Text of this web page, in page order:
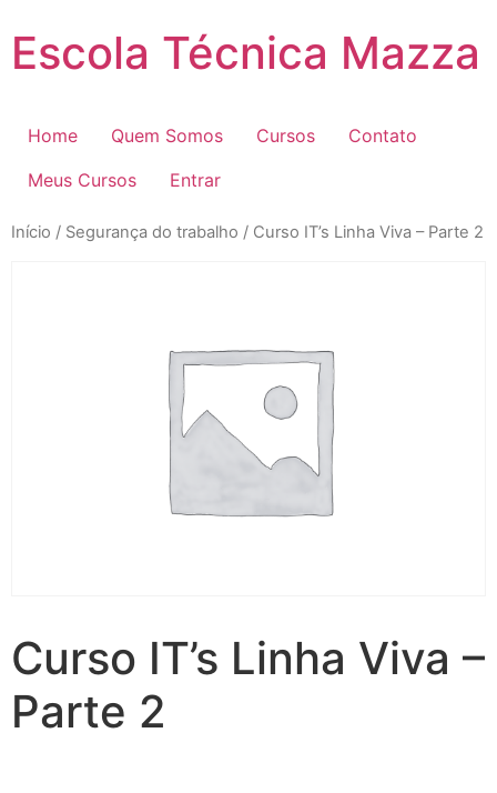
para
Escola Técnica Mazza
Home Quem Somos Cursos
Contato
Meus Cursos
Entrar
Início / Segurança do trabalho / Curso IT’s Linha Viva – Parte 2
Curso IT’s Linha Viva –
Parte 2